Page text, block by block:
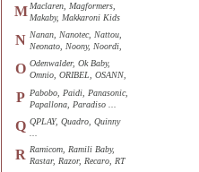
M Maclaren, Magformers,
Makaby, Makkaroni Kids
N Nanan, Nanotec, Nattou,
Neonato, Noony, Noordi,
O Odenwalder, Ok Baby,
Omnio, ORIBEL, OSANN,
P Pabobo, Paidi, Panasonic,
Papallona, Paradiso ...
Q QPLAY, Quadro, Quinny
R Ramicom, Ramili Baby,
Rastar, Razor, Recaro, RT